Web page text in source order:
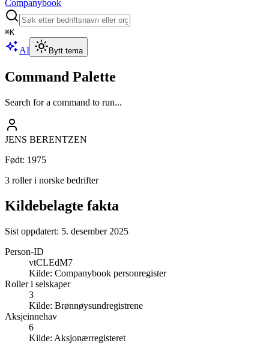
Companybook
⌘K
AI Bytt tema
Command Palette
Search for a command to run...
JENS BERENTZEN
Født: 1975
3 roller i norske bedrifter
Kildebelagte fakta
Sist oppdatert: 5. desember 2025
Person-ID
vtCLEdM7
Kilde: Companybook personregister
Roller i selskaper
3
Kilde: Brønnøysundregistrene
Aksjeinnehav
6
Kilde: Aksjonærregisteret